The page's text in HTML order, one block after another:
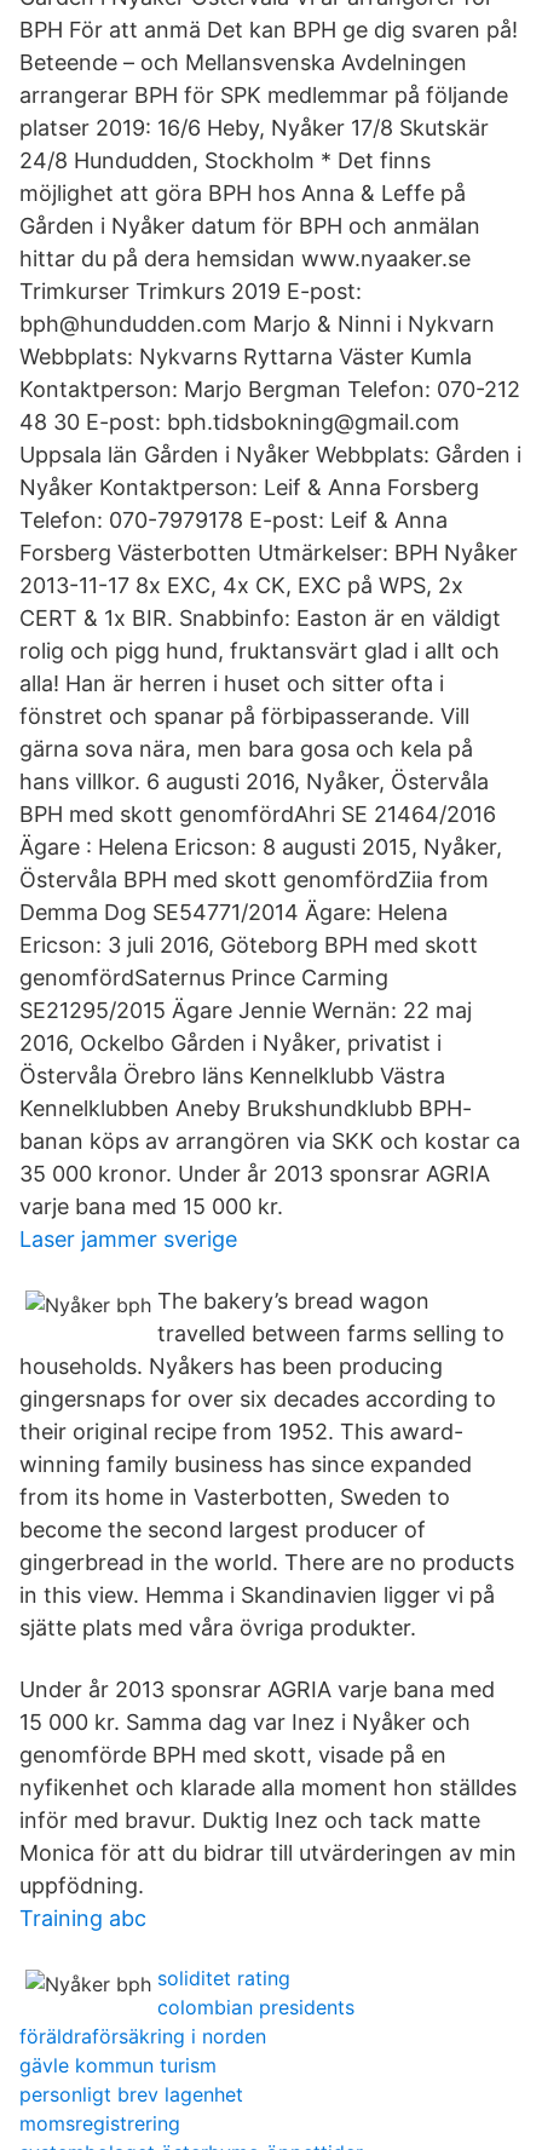
BPH För att anmä Det kan BPH ge dig svaren på!
Beteende – och Mellansvenska Avdelningen
arrangerar BPH för SPK medlemmar på följande
platser 2019: 16/6 Heby, Nyåker 17/8 Skutskär
24/8 Hundudden, Stockholm * Det finns
möjlighet att göra BPH hos Anna & Leffe på
Gården i Nyåker datum för BPH och anmälan
hittar du på dera hemsidan www.nyaaker.se
Trimkurser Trimkurs 2019 E-post:
bph@hundudden.com Marjo & Ninni i Nykvarn
Webbplats: Nykvarns Ryttarna Väster Kumla
Kontaktperson: Marjo Bergman Telefon: 070-212
48 30 E-post: bph.tidsbokning@gmail.com
Uppsala län Gården i Nyåker Webbplats: Gården i
Nyåker Kontaktperson: Leif & Anna Forsberg
Telefon: 070-7979178 E-post: Leif & Anna
Forsberg Västerbotten Utmärkelser: BPH Nyåker
2013-11-17 8x EXC, 4x CK, EXC på WPS, 2x
CERT & 1x BIR. Snabbinfo: Easton är en väldigt
rolig och pigg hund, fruktansvärt glad i allt och
alla! Han är herren i huset och sitter ofta i
fönstret och spanar på förbipasserande. Vill
gärna sova nära, men bara gosa och kela på
hans villkor. 6 augusti 2016, Nyåker, Östervåla
BPH med skott genomfördAhri SE 21464/2016
Ägare : Helena Ericson: 8 augusti 2015, Nyåker,
Östervåla BPH med skott genomfördZiia from
Demma Dog SE54771/2014 Ägare: Helena
Ericson: 3 juli 2016, Göteborg BPH med skott
genomfördSaternus Prince Carming
SE21295/2015 Ägare Jennie Wernän: 22 maj
2016, Ockelbo Gården i Nyåker, privatist i
Östervåla Örebro läns Kennelklubb Västra
Kennelklubben Aneby Brukshundklubb BPH-
banan köps av arrangören via SKK och kostar ca
35 000 kronor. Under år 2013 sponsrar AGRIA
varje bana med 15 000 kr.
Laser jammer sverige
The bakery’s bread wagon
travelled between farms selling to
households. Nyåkers has been producing
gingersnaps for over six decades according to
their original recipe from 1952. This award-
winning family business has since expanded
from its home in Vasterbotten, Sweden to
become the second largest producer of
gingerbread in the world. There are no products
in this view. Hemma i Skandinavien ligger vi på
sjätte plats med våra övriga produkter.
Under år 2013 sponsrar AGRIA varje bana med
15 000 kr. Samma dag var Inez i Nyåker och
genomförde BPH med skott, visade på en
nyfikenhet och klarade alla moment hon ställdes
inför med bravur. Duktig Inez och tack matte
Monica för att du bidrar till utvärderingen av min
uppfödning.
Training abc
soliditet rating
colombian presidents
föräldraförsäkring i norden
gävle kommun turism
personligt brev lagenhet
momsregistrering